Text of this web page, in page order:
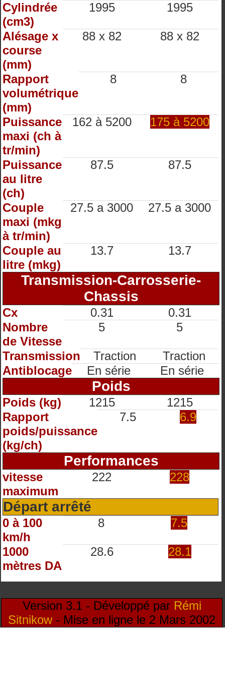
Cylindrée
(cm3)
1995 1995
Alésage x
course
(mm)
88 x 82 88 x 82
Rapport
volumétrique
(mm)
8 8
Puissance
maxi (ch à
tr/min)
162 à 5200 175 à 5200
Puissance
au litre
(ch)
87.5 87.5
Couple
maxi (mkg
à tr/min)
27.5 a 3000 27.5 a 3000
Couple au
litre (mkg)
13.7 13.7
Transmission-Carrosserie-
Chassis
Cx 0.31
0.31
Nombre
de Vitesse
5 5
Transmission Traction
Traction
Antiblocage
En série En série
Poids
Poids (kg) 1215
1215
Rapport
poids/puissance
(kg/ch)
7.5 6.9
Performances
vitesse
maximum
222 228
Départ arrêté
0 à 100
km/h
8 7.5
1000
mètres DA
28.6 28.1
Version 3.1 - Développé par Rémi
Sitnikow- Mise en ligne le 2 Mars 2002